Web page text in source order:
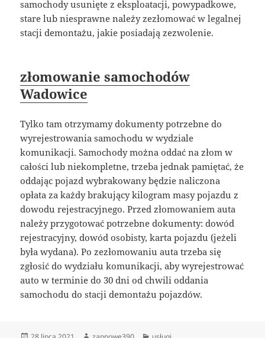
samochody usunięte z eksploatacji, powypadkowe,
stare lub niesprawne należy zezłomować w legalnej
stacji demontażu, jakie posiadają zezwolenie.
złomowanie samochodów
Wadowice
Tylko tam otrzymamy dokumenty potrzebne do
wyrejestrowania samochodu w wydziale
komunikacji. Samochody można oddać na złom w
całości lub niekompletne, trzeba jednak pamiętać, że
oddając pojazd wybrakowany będzie naliczona
opłata za każdy brakujący kilogram masy pojazdu z
dowodu rejestracyjnego. Przed złomowaniem auta
należy przygotować potrzebne dokumenty: dowód
rejestracyjny, dowód osobisty, karta pojazdu (jeżeli
była wydana). Po zezłomowaniu auta trzeba się
zgłosić do wydziału komunikacji, aby wyrejestrować
auto w terminie do 30 dni od chwili oddania
samochodu do stacji demontażu pojazdów.